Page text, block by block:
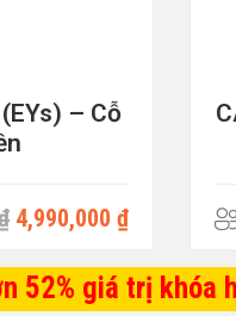
– Cỗ
4,990,000 ₫
52% giá trị khóa